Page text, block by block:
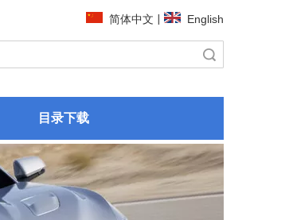
简体中文 English
目录下载